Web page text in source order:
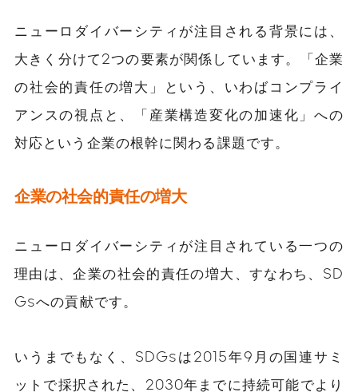
ニューロダイバーシティが注目される背景には、
大きく分けて2つの要素が関係しています。「企業
の社会的責任の増大」という、いわばコンプライ
アンスの視点と、「産業構造変化の加速化」への
対応という企業の根幹に関わる課題です。
企業の社会的責任の増大
ニューロダイバーシティが注目されている一つの
理由は、企業の社会的責任の増大、すなわち、SD
Gsへの貢献です。
いうまでもなく、SDGsは2015年9月の国連サミ
ットで採択された、2030年までに持続可能でより